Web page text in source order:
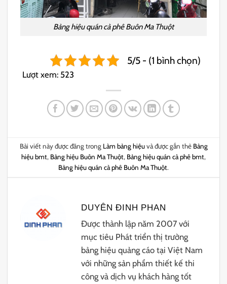
Bảng hiệu quán cà phê Buôn Ma Thuột
5/5 - (1 bình chọn)
Lượt xem: 523
Bài viết này được đăng trong Làm bảng hiệuvà được gắn thẻ Bảng
hiệu bmt, Bảng hiệu Buôn Ma Thuột, Bảng hiệu quán cà phê bmt,
Bảng hiệu quán cà phê Buôn Ma Thuột.
DUYÊN ĐINH PHAN
Được thành lập năm 2007 với
mục tiêu Phát triển thị trường
bảng hiệu quảng cáo tại Việt Nam
với những sản phẩm thiết kế thi
công và dịch vụ khách hàng tốt